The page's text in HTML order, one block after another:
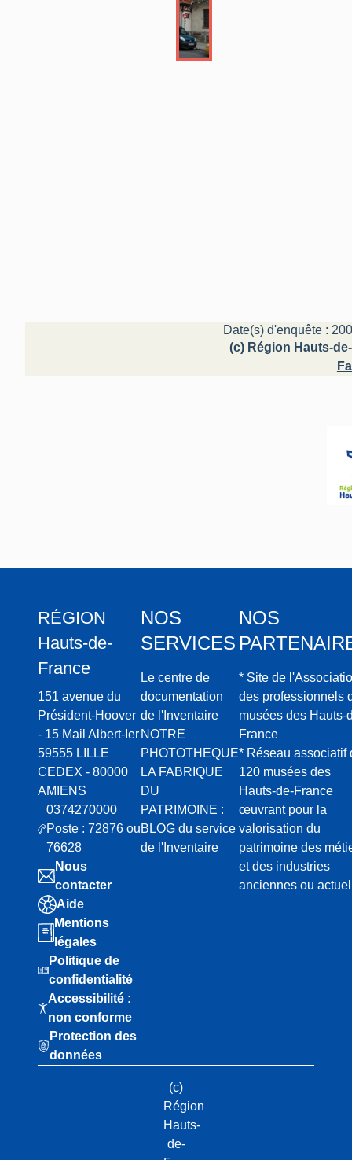
Date(s) d'enquête :
(c) Région Hauts-
RÉGION
Hauts-de-
France
151 avenue du
Président-Hoover
- 15 Mail Albert-Ier
59555 LILLE
CEDEX - 80000
AMIENS
0374270000
Poste : 72876 ou
76628
Nous
contacter
Aide
Mentions
légales
Politique de
confidentialité
Accessibilité :
non conforme
Protection des
données
NOS
SERVICES
Le centre de
documentation
de l'Inventaire
NOTRE
PHOTOTHEQUE
LA FABRIQUE
DU
PATRIMOINE :
BLOG du service
de l'Inventaire
NOS
* Site de
des professionnels
musées des Hauts-
France
* Réseau associatif
120 musées des
Hauts-de-France
œuvrant pour la
valorisation du
patrimoine des
et des industries
anciennes ou
(c)
Région
Hauts-
de-